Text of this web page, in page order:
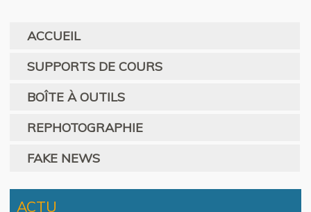
ACCUEIL
SUPPORTS DE COURS
BOÎTE À OUTILS
REPHOTOGRAPHIE
FAKE NEWS
ACTU